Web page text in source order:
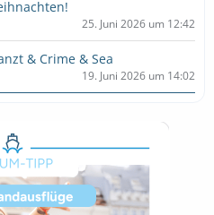
25. Juni 2026 um 12:42
& Crime & Sea
19. Juni 2026 um 14:02